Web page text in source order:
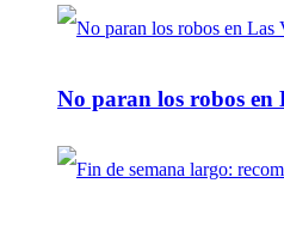
No paran los robos en